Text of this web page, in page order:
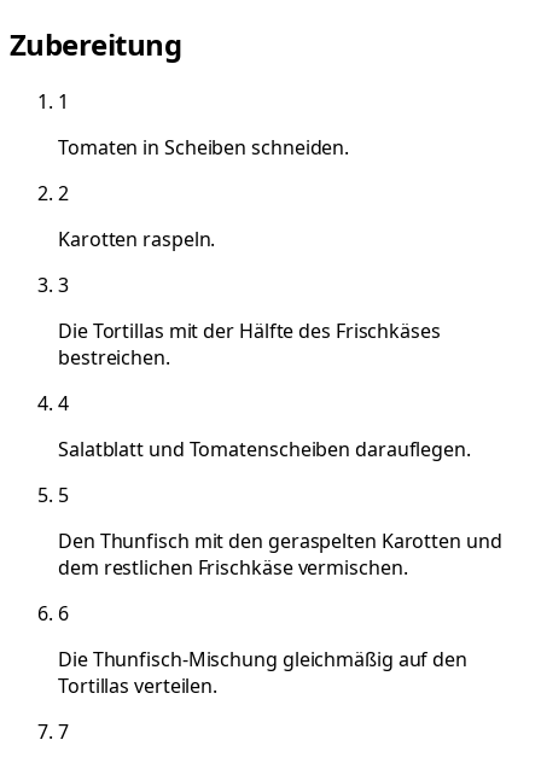
Zubereitung
1
Tomaten in Scheiben schneiden.
2
Karotten raspeln.
3
Die Tortillas mit der Hälfte des Frischkäses
bestreichen.
4
Salatblatt und Tomatenscheiben darauflegen.
5
Den Thunfisch mit den geraspelten Karotten und
dem restlichen Frischkäse vermischen.
6
Die Thunfisch-Mischung gleichmäßig auf den
Tortillas verteilen.
7